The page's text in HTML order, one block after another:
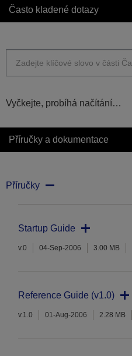
Často kladené dotazy
Vyčkejte, probíhá načítání…
Příručky a dokumentace
Příručky
Startup Guide
v.0 04-Sep-2006 3.00 MB
Reference Guide (v1.0)
v.1.0 01-Aug-2006 2.28 MB